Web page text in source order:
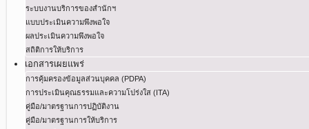
ระบบงานบริการของสำนักฯ
แบบประเมินความพึงพอใจ
ผลประเมินความพึงพอใจ
สถิติการให้บริการ
เอกสารเผยแพร่
การคุ้มครองข้อมูลส่วนบุคคล (PDPA)
การประเมินคุณธรรมและความโปร่งใส (ITA)
คู่มือ/มาตรฐานการปฏิบัติงาน
คู่มือ/มาตรฐานการให้บริการ